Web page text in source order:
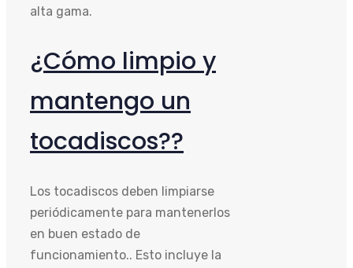
alta gama.
¿Cómo limpio y
mantengo un
tocadiscos??
Los tocadiscos deben limpiarse
periódicamente para mantenerlos
en buen estado de
funcionamiento.. Esto incluye la